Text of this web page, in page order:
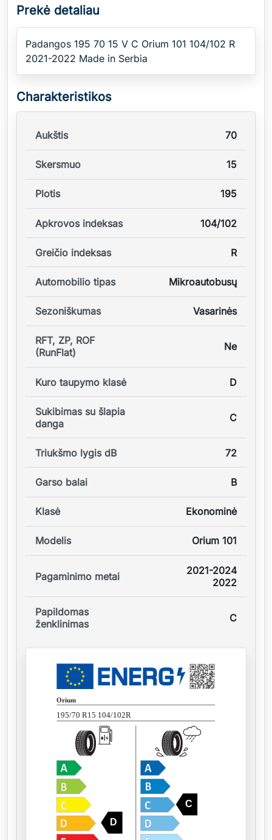
Prekė detaliau
Padangos 195 70 15 V C Orium 101 104/102 R
2021-2022 Made in Serbia
Charakteristikos
Aukštis 70
Skersmuo 15
Plotis 195
Apkrovos indeksas 104/102
Greičio indeksas R
Automobilio tipas Mikroautobusų
Sezoniškumas Vasarinės
RFT, ZP, ROF
(RunFlat)
Ne
Kuro taupymo klasė D
Sukibimas su šlapia
danga
C
Triukšmo lygis dB 72
Garso balai B
Klasė Ekonominė
Modelis Orium 101
Pagaminimo metai
2021-2024
2022
Papildomas
ženklinimas
C
Orium
195/70 R15 104/102R
D
C